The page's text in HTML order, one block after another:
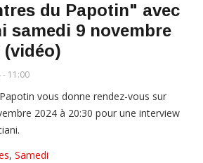
du Papotin" avec
samedi 9 novembre
(vidéo)
11:00
vous donne rendez-vous sur
2024 à 20:30 pour une interview
, Samedi